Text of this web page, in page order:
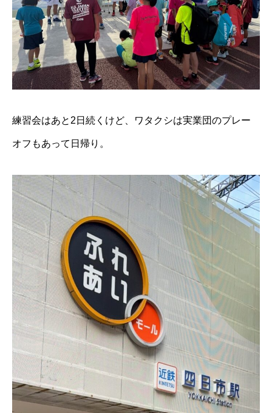
練習会はあと2日続くけど、ワタクシは実業団のプレー
オフもあって日帰り。